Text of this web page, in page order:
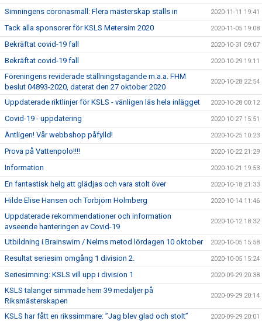
Simningens coronasmäll: Flera mästerskap ställs in 2020-11-11 19:41
Tack alla sponsorer för KSLS Metersim 2020 2020-11-05 19:08
Bekräftat covid-19 fall 2020-10-31 09:07
Bekräftat covid-19 fall 2020-10-29 19:11
Föreningens reviderade ställningstagande m.a.a. FHM
beslut 04893-2020, daterat den 27 oktober 2020
2020-10-28 22:54
Uppdaterade riktlinjer för KSLS - vänligen läs hela inlägget 2020-10-28 00:12
Covid-19 - uppdatering 2020-10-27 15:51
Äntligen! Vår webbshop påfylld! 2020-10-25 10:23
Prova på Vattenpolo!!!! 2020-10-22 21:29
Information 2020-10-21 19:53
En fantastisk helg att glädjas och vara stolt över 2020-10-18 21:33
Hilde Elise Hansen och Torbjörn Holmberg 2020-10-14 11:46
Uppdaterade rekommendationer och information
avseende hanteringen av Covid-19
2020-10-12 18:32
Utbildning i Brainswim / Nelms metod lördagen 10 oktober 2020-10-05 15:58
Resultat seriesim omgång 1 division 2. 2020-10-05 15:24
Seriesimning: KSLS vill upp i division 1 2020-09-29 20:38
KSLS talanger simmade hem 39 medaljer på
Riksmästerskapen
2020-09-29 20:14
KSLS har fått en rikssimmare: ”Jag blev glad och stolt” 2020-09-29 20:01